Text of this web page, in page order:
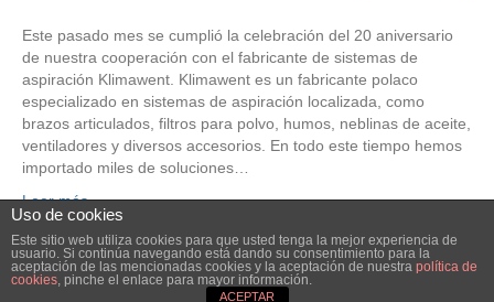
Este pasado mes se cumplió la celebración del 20 aniversario
de nuestra cooperación con el fabricante de sistemas de
aspiración Klimawent. Klimawent es un fabricante polaco
especializado en sistemas de aspiración localizada, como
brazos articulados, filtros para polvo, humos, neblinas de aceite,
ventiladores y diversos accesorios. En todo este tiempo hemos
importado miles de soluciones…
Leer más
© 2026 Elube. Aspiración y Filtración Industrial. |Powered byBeaver
Builder
Uso de cookies
Este sitio web utiliza cookies para que usted tenga la mejor experiencia de
usuario. Si continúa navegando está dando su consentimiento para la
aceptación de las mencionadas cookies y la aceptación de nuestra política de
cookies, pinche el enlace para mayor información.
ACEPTAR